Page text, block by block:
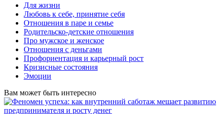
Для жизни
Любовь к себе, принятие себя
Отношения в паре и семье
Родительско-детские отношения
Про мужское и женское
Отношения с деньгами
Профориентация и карьерный рост
Кризисные состояния
Эмоции
Вам может быть интересно